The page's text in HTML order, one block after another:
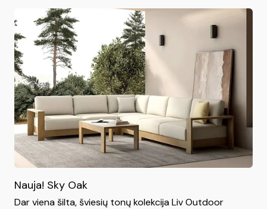
Nauja! Sky Oak
Dar viena šilta, šviesių tonų kolekcija Liv Outdoor